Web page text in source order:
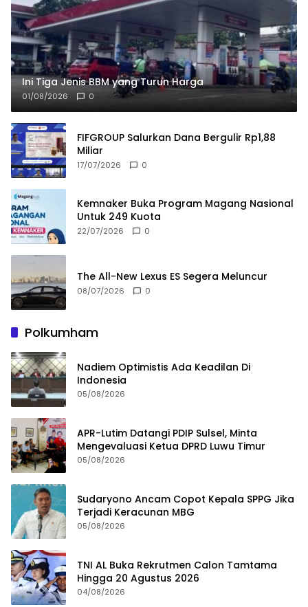
Ini Tiga Jenis BBM yang Turun Harga
01/08/2026 0
FIFGROUP Salurkan Dana Bergulir Rp1,88
Miliar
17/07/2026 0
Kemnaker Buka Program Magang Nasional
Untuk 249 Kuota
22/07/2026 0
The All-New Lexus ES Segera Meluncur
08/07/2026 0
Polkumham
Nadiem Optimistis Ada Keadilan Di
Indonesia
05/08/2026
APR-Lutim Datangi PDIP Sulsel, Minta
Mengevaluasi Ketua DPRD Luwu Timur
05/08/2026
Sudaryono Ancam Copot Kepala SPPG Jika
Terjadi Keracunan MBG
05/08/2026
TNI AL Buka Rekrutmen Calon Tamtama
Hingga 20 Agustus 2026
04/08/2026